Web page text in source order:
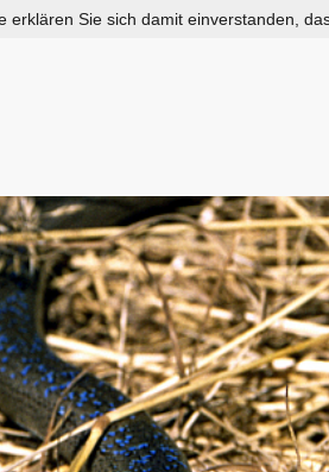
Sie sich damit einverstanden,